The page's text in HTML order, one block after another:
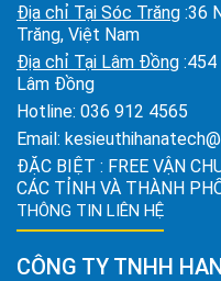
Địa chỉ Tại Sóc Trăng :36
Trăng, Việt Nam
Địa chỉ Tại Lâm Đồng :454
Lâm Đồng
Hotline: 036 912 4565
Email:
ĐẶC BIỆT : FREE VẬN
CÁC TỈNH VÀ THÀNH
THÔNG TIN LIÊN HỆ
CÔNG TY TNHH